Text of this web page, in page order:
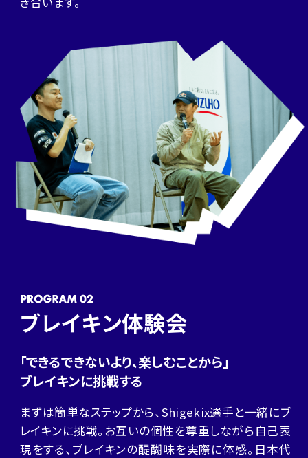
ブレイキン体験会
「できるできないより、楽しむことから」
ブレイキンに挑戦する
まずは簡単なステップから、Shigekix選手と一緒にブ
レイキンに挑戦。お互いの個性を尊重しながら自己表
現をする、ブレイキンの醍醐味を実際に体感。日本代